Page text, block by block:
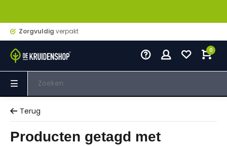
Zorgvuldig verpakt
0
Terug
Producten getagd met